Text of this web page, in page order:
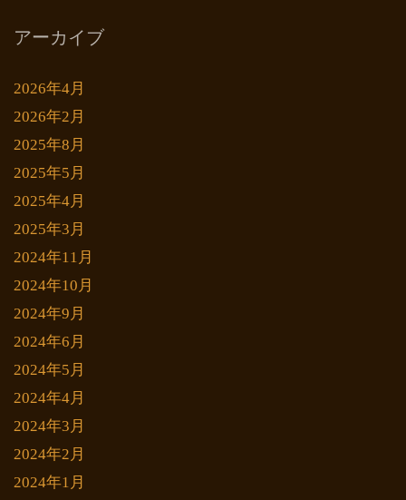
アーカイブ
2026年4月
2026年2月
2025年8月
2025年5月
2025年4月
2025年3月
2024年11月
2024年10月
2024年9月
2024年6月
2024年5月
2024年4月
2024年3月
2024年2月
2024年1月